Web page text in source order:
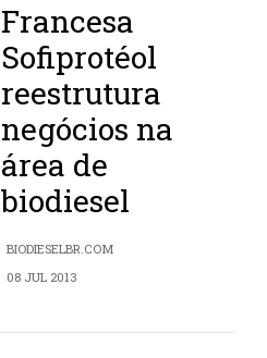
Francesa
Sofiprotéol
reestrutura
negócios na
área de
biodiesel
BIODIESELBR.COM
08 JUL 2013